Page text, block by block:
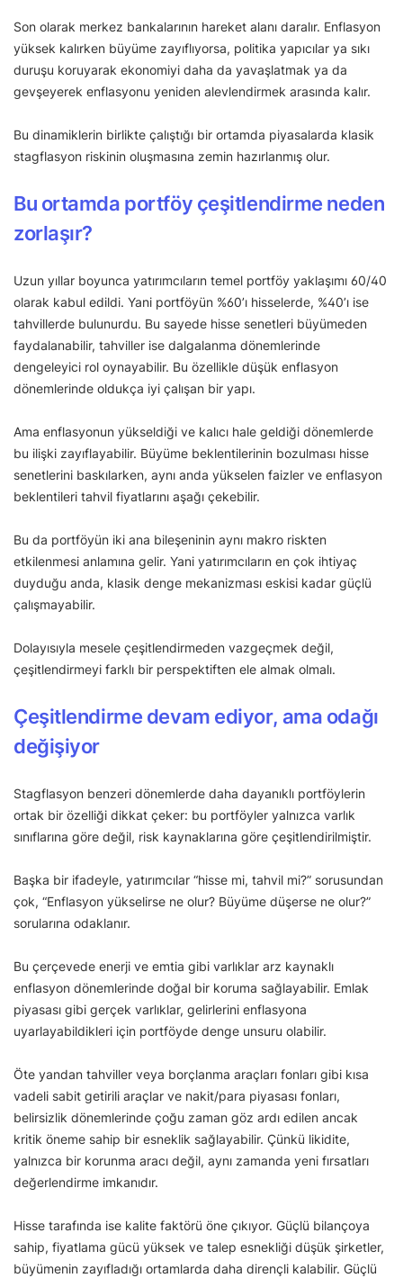
Son olarak merkez bankalarının hareket alanı daralır. Enflasyon
yüksek kalırken büyüme zayıflıyorsa, politika yapıcılar ya sıkı
duruşu koruyarak ekonomiyi daha da yavaşlatmak ya da
gevşeyerek enflasyonu yeniden alevlendirmek arasında kalır.
Bu dinamiklerin birlikte çalıştığı bir ortamda piyasalarda klasik
stagflasyon riskinin oluşmasına zemin hazırlanmış olur.
Bu ortamda portföy çeşitlendirme neden
zorlaşır?
Uzun yıllar boyunca yatırımcıların temel portföy yaklaşımı 60/40
olarak kabul edildi. Yani portföyün %60’ı hisselerde, %40’ı ise
tahvillerde bulunurdu. Bu sayede hisse senetleri büyümeden
faydalanabilir, tahviller ise dalgalanma dönemlerinde
dengeleyici rol oynayabilir. Bu özellikle düşük enflasyon
dönemlerinde oldukça iyi çalışan bir yapı.
Ama enflasyonun yükseldiği ve kalıcı hale geldiği dönemlerde
bu ilişki zayıflayabilir. Büyüme beklentilerinin bozulması hisse
senetlerini baskılarken, aynı anda yükselen faizler ve enflasyon
beklentileri tahvil fiyatlarını aşağı çekebilir.
Bu da portföyün iki ana bileşeninin aynı makro riskten
etkilenmesi anlamına gelir. Yani yatırımcıların en çok ihtiyaç
duyduğu anda, klasik denge mekanizması eskisi kadar güçlü
çalışmayabilir.
Dolayısıyla mesele çeşitlendirmeden vazgeçmek değil,
çeşitlendirmeyi farklı bir perspektiften ele almak olmalı.
Çeşitlendirme devam ediyor, ama odağı
değişiyor
Stagflasyon benzeri dönemlerde daha dayanıklı portföylerin
ortak bir özelliği dikkat çeker: bu portföyler yalnızca varlık
sınıflarına göre değil, risk kaynaklarına göre çeşitlendirilmiştir.
Başka bir ifadeyle, yatırımcılar “hisse mi, tahvil mi?” sorusundan
çok, “Enflasyon yükselirse ne olur? Büyüme düşerse ne olur?”
sorularına odaklanır.
Bu çerçevede enerji ve emtia gibi varlıklar arz kaynaklı
enflasyon dönemlerinde doğal bir koruma sağlayabilir. Emlak
piyasası gibi gerçek varlıklar, gelirlerini enflasyona
uyarlayabildikleri için portföyde denge unsuru olabilir.
Öte yandan tahviller veya borçlanma araçları fonları gibi kısa
vadeli sabit getirili araçlar ve nakit/para piyasası fonları,
belirsizlik dönemlerinde çoğu zaman göz ardı edilen ancak
kritik öneme sahip bir esneklik sağlayabilir. Çünkü likidite,
yalnızca bir korunma aracı değil, aynı zamanda yeni fırsatları
değerlendirme imkanıdır.
Hisse tarafında ise kalite faktörü öne çıkıyor. Güçlü bilançoya
sahip, fiyatlama gücü yüksek ve talep esnekliği düşük şirketler,
büyümenin zayıfladığı ortamlarda daha dirençli kalabilir. Güçlü